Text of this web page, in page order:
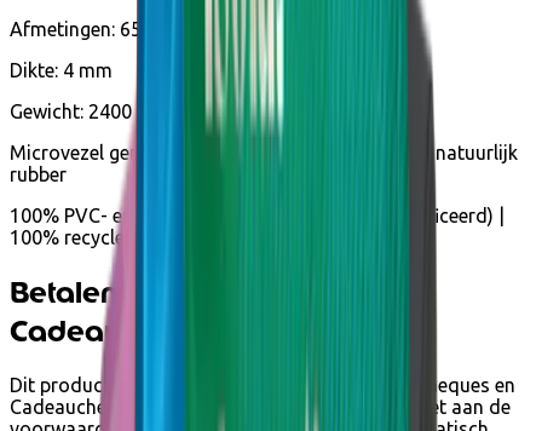
Afmetingen: 65 x 185 cm
Dikte: 4 mm
Gewicht: 2400 gram
Microvezel gemaakt van gerecycled polyester en natuurlijk
rubber
100% PVC- en ftalaatvrij (Reach en Rohs gecertificeerd) |
100% recyclebaar
Betalen met Ecocheques en
Cadeaucheques
Dit product kan je bij Ecoshop betalen met Ecocheques en
Cadeaucheques van Edenred wanneer het voldoet aan de